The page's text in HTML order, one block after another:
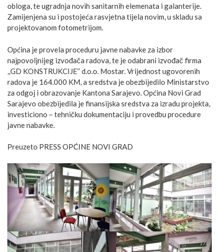
obloga, te ugradnja novih sanitarnih elemenata i galanterije.
Zamijenjena su i postojeća rasvjetna tijela novim, u skladu sa
projektovanom fotometrijom.
Općina je provela proceduru javne nabavke za izbor
najpovoljnijeg izvođača radova, te je odabrani izvođač firma
,,GD KONSTRUKCIJE’’ d.o.o. Mostar. Vrijednost ugovorenih
radova je 164.000 KM, a sredstva je obezbijedilo Ministarstvo
za odgoj i obrazovanje Kantona Sarajevo. Općina Novi Grad
Sarajevo obezbijedila je finansijska sredstva za izradu projekta,
investiciono – tehničku dokumentaciju i provedbu procedure
javne nabavke.
Preuzeto PRESS OPĆINE NOVI GRAD